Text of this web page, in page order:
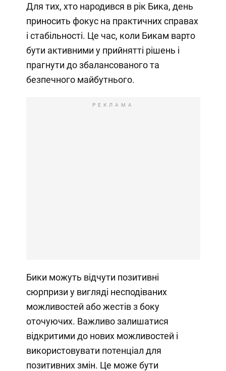
Для тих, хто народився в рік Бика, день
приносить фокус на практичних справах
і стабільності. Це час, коли Бикам варто
бути активними у прийнятті рішень і
прагнути до збалансованого та
безпечного майбутнього.
РЕКЛАМА
Бики можуть відчути позитивні
сюрпризи у вигляді несподіваних
можливостей або жестів з боку
оточуючих. Важливо залишатися
відкритими до нових можливостей і
використовувати потенціал для
позитивних змін. Це може бути